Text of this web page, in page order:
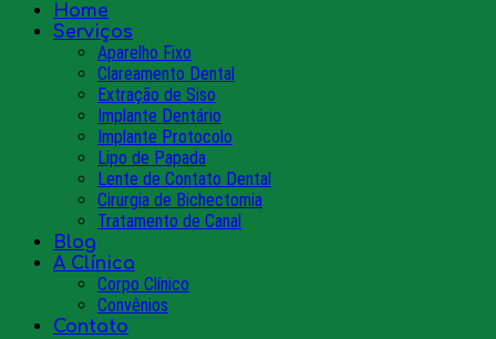
Home
Serviços
Aparelho Fixo
Clareamento Dental
Extração de Siso
Implante Dentário
Implante Protocolo
Lipo de Papada
Lente de Contato Dental
Cirurgia de Bichectomia
Tratamento de Canal
Blog
A Clínica
Corpo Clínico
Convênios
Contato